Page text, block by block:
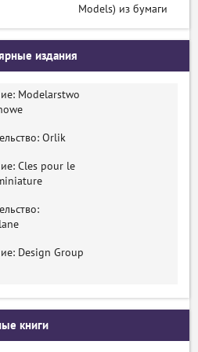
Models) из бумаги
издания
Modelarstwo
Orlik
Cles pour le
Design Group
книги